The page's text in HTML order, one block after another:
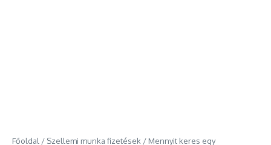
Főoldal / Szellemi munka fizetések / Mennyit keres egy